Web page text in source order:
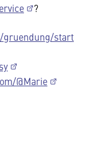
?
gruendung/start
@Marie